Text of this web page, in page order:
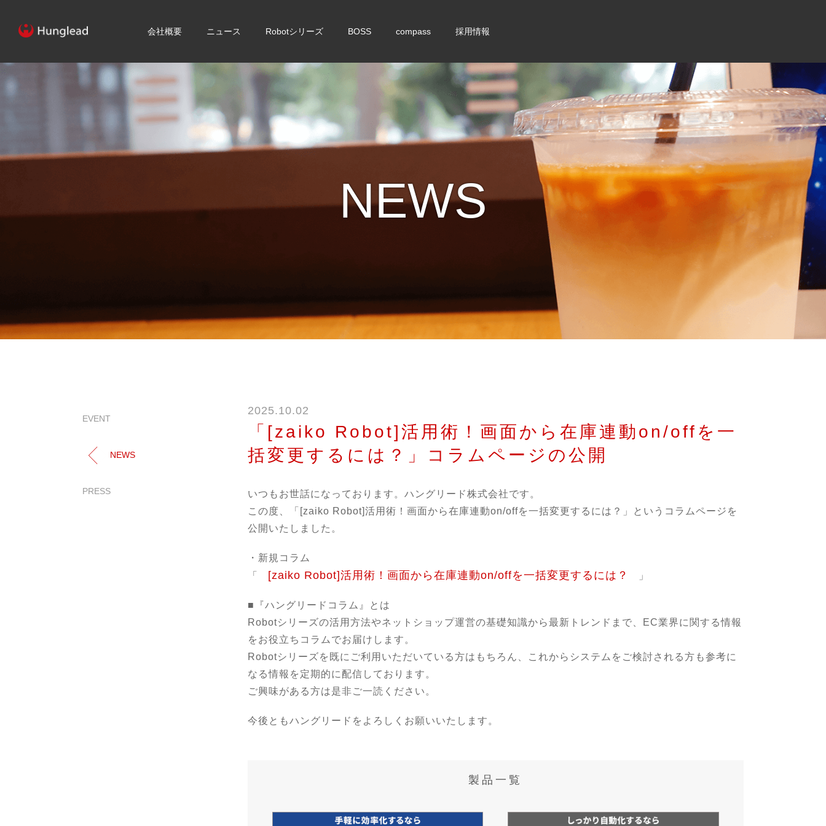
会社概要 ニュース Robotシリーズ BOSS compass 採用情報
NEWS
EVENT
NEWS
PRESS
2025.10.02
「[zaiko Robot]活用術！画面から在庫連動on/offを一
括変更するには？」コラムページの公開
いつもお世話になっております。ハングリード株式会社です。
この度、「[zaiko Robot]活用術！画面から在庫連動on/offを一括変更するには？」というコラムページを
公開いたしました。
・新規コラム
「
[zaiko Robot]活用術！画面から在庫連動on/offを一括変更するには？ 」
■『ハングリードコラム』とは
Robotシリーズの活用方法やネットショップ運営の基礎知識から最新トレンドまで、EC業界に関する情報
をお役立ちコラムでお届けします。
Robotシリーズを既にご利用いただいている方はもちろん、これからシステムをご検討される方も参考に
なる情報を定期的に配信しております。
ご興味がある方は是非ご一読ください。
今後ともハングリードをよろしくお願いいたします。
製品一覧